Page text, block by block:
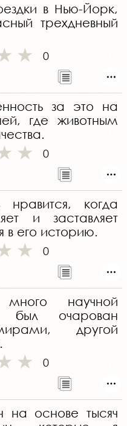
в Нью-Йорк,
трехдневный
0
за это на
где животным
0
когда
и заставляет
в его историю.
0
научной
очарован
другой
0
на основе тысяч